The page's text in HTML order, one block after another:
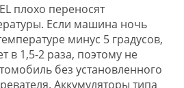
плохо переносят
Если машина ночь
минус 5 градусов,
в 1,5-2 раза, поэтому не
без установленного
Аккумуляторы типа